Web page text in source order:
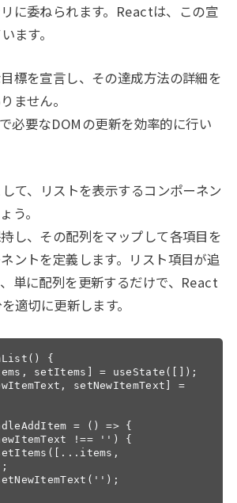
に委ねられます。Reactは、この宣
ます。
標を宣言し、その達成方法の詳細を
ません。
必要なDOMの更新を効率的に行い
て、リストを表示するコンポーネン
う。
し、その配列をマップして各項目を
ントを定義します。リスト項目が追
単に配列を更新するだけで、React
適切に更新します。
{